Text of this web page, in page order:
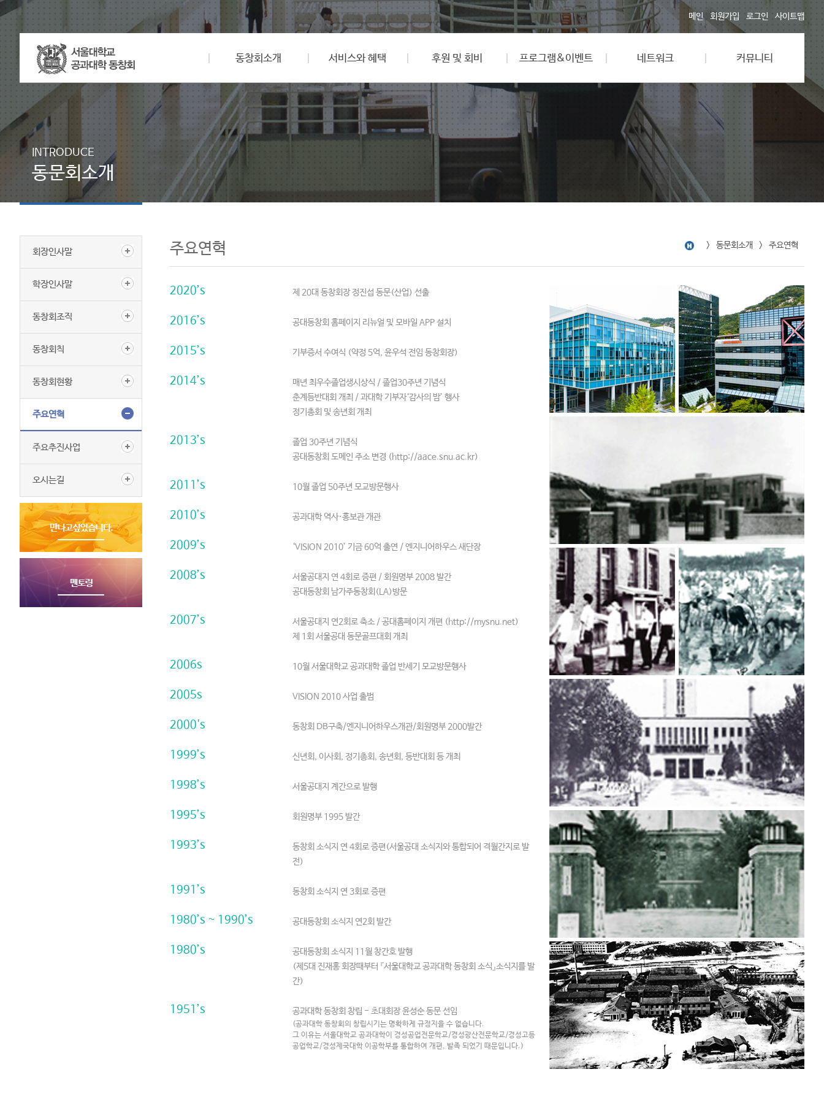
메인 회원가입 로그인 사이트맵
동창회소개 서비스와 혜택 후원 및 회비 프로그램&이벤트 네트워크 커뮤니티
INTRODUCE
동문회소개
회장인사말
학장인사말
동창회조직
동창회칙
동창회현황
주요연혁
주요추진사업
오시는길
주요연혁 동문회소개 주요연혁
2020’s 제 20대 동창회장 정진섭 동문(산업) 선출
2016’s 공대동창회 홈페이지 리뉴얼 및 모바일 APP 설치
2015’s 기부증서 수여식 (약정 5억, 윤우석 전임 동창회장)
2014’s
매년 최우수졸업생시상식 / 졸업30주년 기념식
춘계등반대회 개최 / 과대학 기부자‘감사의 밤’ 행사
정기총회 및 송년회 개최
2013’s
졸업 30주년 기념식
공대동창회 도메인 주소 변경 (http://aace.snu.ac.kr)
2011’s 10월 졸업 50주년 모교방문행사
2010’s 공과대학 역사·홍보관 개관
2009’s ‘VISION 2010’ 기금 60억 출연 / 엔지니어하우스 새단장
2008’s
서울공대지 연 4회로 증편 / 회원명부 2008 발간
공대동창회 남가주동창회(LA)방문
2007’s
서울공대지 연2회로 축소 / 공대홈페이지 개편 (http://mysnu.net)
제 1회 서울공대 동문골프대회 개최
2006s 10월 서울대학교 공과대학 졸업 반세기 모교방문행사
2005s VISION 2010 사업 출범
2000's 동창회 DB구축/엔지니어하우스개관/회원명부 2000발간
1999’s 신년회, 이사회, 정기총회, 송년회, 등반대회 등 개최
1998’s 서울공대지 계간으로 발행
1995’s 회원명부 1995 발간
1993’s
동창회 소식지 연 4회로 증편(서울공대 소식지와 통합되어 격월간지로 발
전)
1991’s 동창회 소식지 연 3회로 증편
1980’s ~ 1990’s 공대동창회 소식지 연2회 발간
1980’s
공대동창회 소식지 11월 창간호 발행
(제5대 진재홍 회장때부터 『서울대학교 공과대학 동창회 소식』소식지를 발
간)
1951’s 공과대학 동창회 창립 - 초대회장 윤성순 동문 선임
(공과대학 동창회의 창립시기는 명확하게 규정지을 수 없습니다.
그 이유는 서울대학교 공과대학이 경성공업전문학교/경성광산전문학교/경성고등
공업학교/경성제국대학 이공학부를 통합하여 개편, 발족 되었기 때문입니다.)